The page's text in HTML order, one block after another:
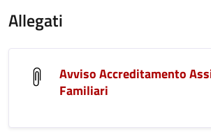
Allegati
Avviso Accreditamento
Familiari